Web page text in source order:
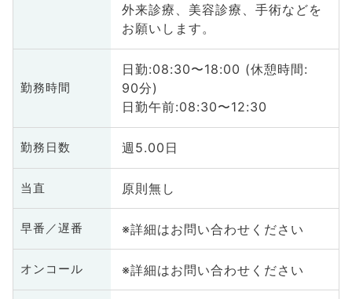
外来診療、美容診療、手術などを
お願いします。
勤務時間
日勤:08:30〜18:00 (休憩時間:
90分)
日勤午前:08:30〜12:30
勤務日数 週5.00日
当直 原則無し
早番／遅番 ※詳細はお問い合わせください
オンコール ※詳細はお問い合わせください